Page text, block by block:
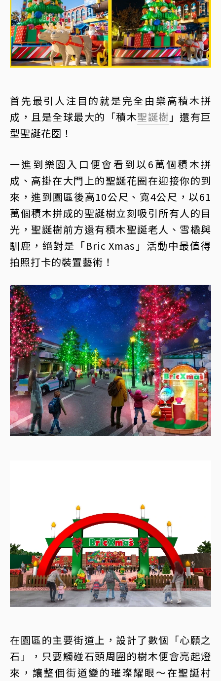
首先最引人注目的就是完全由樂高積木拼
成，且是全球最大的「積木聖誕樹 」還有巨
型聖誕花圈！
一進到樂園入口便會看到以6萬個積木拼
成、高掛在大門上的聖誕花圈在迎接你的到
來，進到園區後高10公尺、寬4公尺，以61
萬個積木拼成的聖誕樹立刻吸引所有人的目
光，聖誕樹前方還有積木聖誕老人、雪橇與
馴鹿，絕對是「Bric Xmas」活動中最值得
拍照打卡的裝置藝術！
在園區的主要街道上，設計了數個「心願之
石」，只要觸碰石頭周圍的樹木便會亮起燈
來，讓整個街道變的璀璨耀眼～在聖誕村